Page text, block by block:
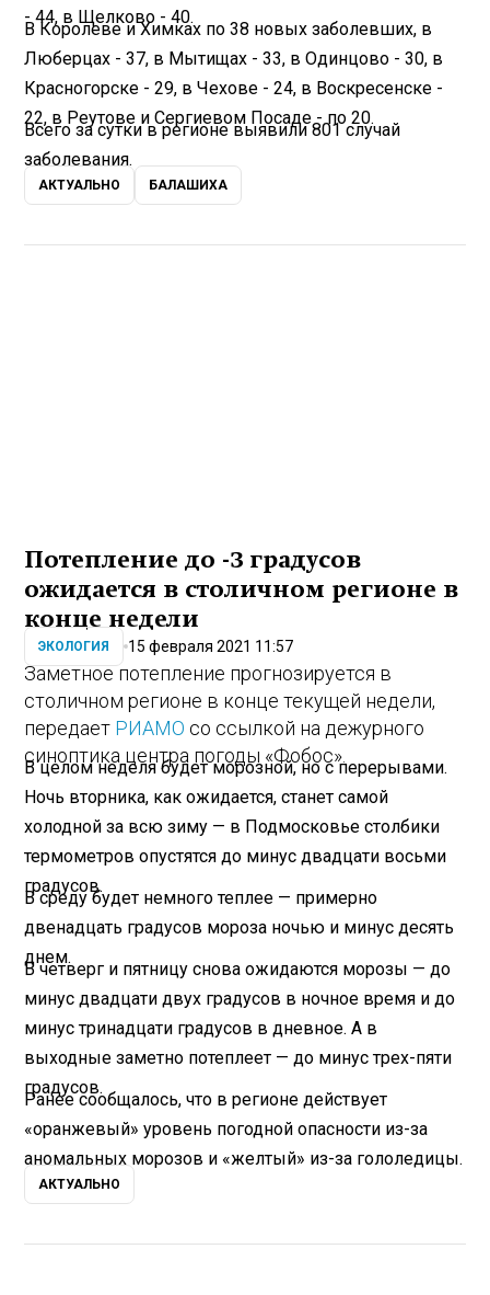
- 44, в Щелково - 40.
В Королеве и Химках по 38 новых заболевших, в
Люберцах - 37, в Мытищах - 33, в Одинцово - 30, в
Красногорске - 29, в Чехове - 24, в Воскресенске -
22, в Реутове и Сергиевом Посаде - по 20.
Всего за сутки в регионе выявили 801 случай
заболевания.
АКТУАЛЬНО БАЛАШИХА
Потепление до -3 градусов
ожидается в столичном регионе в
конце недели
ЭКОЛОГИЯ 15 февраля 2021 11:57
Заметное потепление прогнозируется в
столичном регионе в конце текущей недели,
передает РИАМО со ссылкой на дежурного
синоптика центра погоды «Фобос».
В целом неделя будет морозной, но с перерывами.
Ночь вторника, как ожидается, станет самой
холодной за всю зиму — в Подмосковье столбики
термометров опустятся до минус двадцати восьми
градусов.
В среду будет немного теплее — примерно
двенадцать градусов мороза ночью и минус десять
днем.
В четверг и пятницу снова ожидаются морозы — до
минус двадцати двух градусов в ночное время и до
минус тринадцати градусов в дневное. А в
выходные заметно потеплеет — до минус трех-пяти
градусов.
Ранее сообщалось, что в регионе действует
«оранжевый» уровень погодной опасности из-за
аномальных морозов и «желтый» из-за гололедицы.
АКТУАЛЬНО